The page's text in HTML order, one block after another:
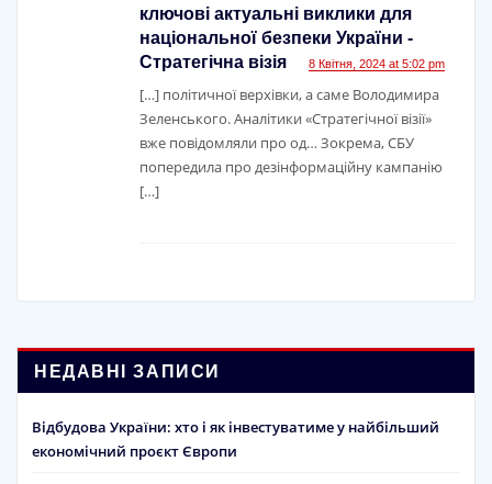
ключові актуальні виклики для
національної безпеки України -
Стратегічна візія
8 Квітня, 2024 at 5:02 pm
[…] політичної верхівки, а саме Володимира
Зеленського. Аналітики «Стратегічної візії»
вже повідомляли про од… Зокрема, СБУ
попередила про дезінформаційну кампанію
[…]
НЕДАВНІ ЗАПИСИ
Відбудова України: хто і як інвестуватиме у найбільший
економічний проєкт Європи